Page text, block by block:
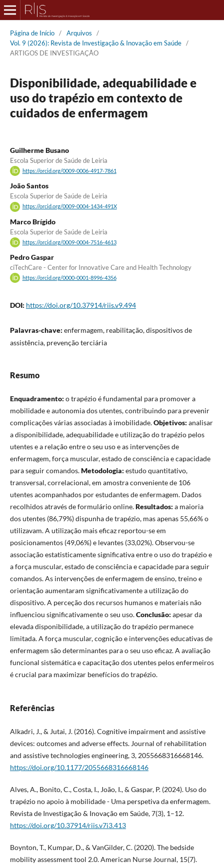
Página de Início / Arquivos
/
Vol. 9 (2026): Revista de Investigação & Inovação em Saúde /
ARTIGOS DE INVESTIGAÇÃO
Disponibilidade, adequabilidade e
uso do trapézio em contexto de
cuidados de enfermagem
Guilherme Busano
Escola Superior de Saúde de Leiria
https://orcid.org/0009-0006-4917-7861
João Santos
Escola Superior de Saúde de Leiria
https://orcid.org/0009-0004-1434-491X
Marco Brígido
Escola Superior de Saúde de Leiria
https://orcid.org/0009-0004-7516-4613
Pedro Gaspar
ciTechCare - Center for Innovative Care and Health Technology
https://orcid.org/0000-0001-8996-4356
DOI: https://doi.org/10.37914/riis.v9.494
Palavras-chave: enfermagem, reabilitação, dispositivos de
assistência, prevenção terciária
Resumo
Enquadramento: o trapézio é fundamental para promover a
mobilidade e autonomia dos utentes, contribuindo para prevenir
complicações várias associadas à imobilidade.Objetivos: analisar
a disponibilidade, adequabilidade e utilização do trapézio pelos
utentes e a relação entre o seu uso e as intervenções de
enfermagem, força muscular, estado de consciência e capacidade
para seguir comandos.Metodologia: estudo quantitativo,
transversal, correlacional, em amostra conveniente de 106
utentes acompanhados por estudantes de enfermagem. Dados
recolhidos através de formulário online.Resultados: a maioria
dos utentes (86,79%) dispunha de trapézio, mas apenas 55,66% o
utilizavam. A utilização mais eficaz reportou-se em
posicionamentos (49,06%) e levantes (33,02%). Observou-se
associação estatisticamente significativa entre o uso do trapézio e
a força muscular, estado de consciência e capacidade para seguir
comandos. As intervenções de enfermagem de ensino, treino e
orientação aumentaram significativamente a utilização do
dispositivo. A perceção dos recursos humanos e materiais não
influenciou significativamente o seu uso.Conclusão: apesar da
elevada disponibilidade, a utilização do trapézio permanece
limitada. A força muscular, cognição e intervenções educativas de
enfermagem são determinantes para o seu uso eficaz. A avaliação
funcional sistemática e capacitação dos utentes pelos enfermeiros
é crucial para maximizar benefícios do trapézio.
Referências
Alkadri, J., & Jutai, J. (2016). Cognitive impairment and assistive
devices: outcomes and adverse effects. Journal of rehabilitation
and assistive technologies engineering, 3, 2055668316668146.
https://doi.org/10.1177/2055668316668146
Alves, A., Bonito, C., Costa, I., João, I., & Gaspar, P. (2024). Uso do
trapézio no apoio à mobilidade - Uma perspetiva da enfermagem.
Revista de Investigação & Inovação em Saúde, 7(3), 1–12.
https://doi.org/10.37914/riis.v7i3.413
Boynton, T., Kumpar, D., & VanGilder, C. (2020). The bedside
mobility assessment tool 2.0. American Nurse Journal, 15(7).